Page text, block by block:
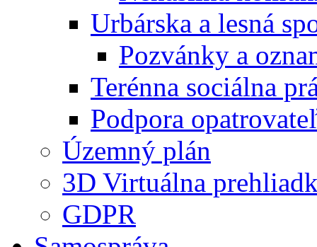
Urbárska a lesná
Pozvánky a
Terénna sociálna
Podpora
Územný plán
3D Virtuálna
GDPR